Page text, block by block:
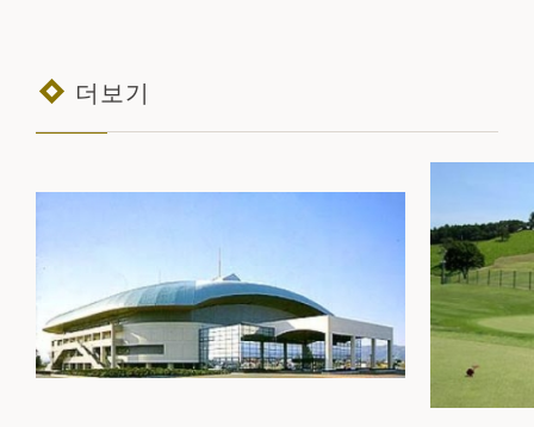
더보기